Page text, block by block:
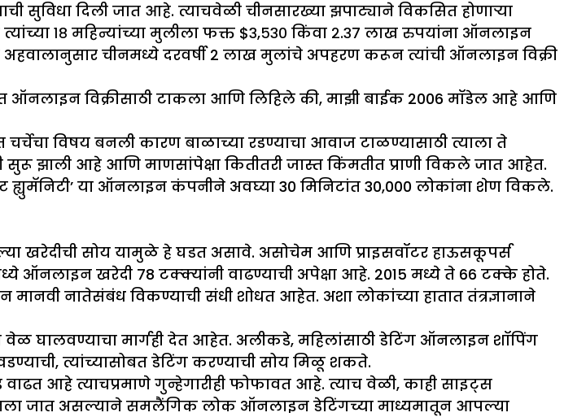
सुविधा दिली जात आहे. त्याचवेळी चीनसारख्या झपाट्याने विकसित होणाऱ्या
१८ महिन्यांच्या मुलीला फक्त $३,५३० किंवा २.३७ लाख रुपयांना ऑनलाइन
चीनमध्ये दरवर्षी 2 लाख मुलांचे अपहरण करून त्यांची ऑनलाइन विक्री
ऑनलाइन विक्रीसाठी टाकला आणि लिहिले की, माझी बाईक 2006 मॉडेल आहे आणि
विषय बनली कारण बाळाच्या रडण्याचा आवाज टाळण्यासाठी त्याला ते
झाली आहे आणि माणसांपेक्षा कितीतरी जास्त किंमतीत प्राणी विकले जात आहेत.
या ऑनलाइन कंपनीने अवघ्या 30 मिनिटांत 30,000 लोकांना शेण विकले.
सोय यामुळे हे घडत असावे. असोचेम आणि प्राइसवॉटर हाऊसकूपर्स
ऑनलाइन खरेदी 78 टक्क्यांनी वाढण्याची अपेक्षा आहे. 2015 मध्ये ते 66 टक्के होते.
नातेसंबंध विकण्याची संधी शोधत आहेत. अशा लोकांच्या हातात तंत्रज्ञानाने
वेळ घालवण्याचा मार्गही देत ​​आहेत. अलीकडे, महिलांसाठी डेटिंग ऑनलाइन शॉपिंग
त्यांच्यासोबत डेटिंग करण्याची सोय मिळू शकते.
वाढत आहे त्याचप्रमाणे गुन्हेगारीही फोफावत आहे. त्याच वेळी, काही साइट्स
जात असल्याने समलैंगिक लोक ऑनलाइन डेटिंगच्या माध्यमातून आपल्या